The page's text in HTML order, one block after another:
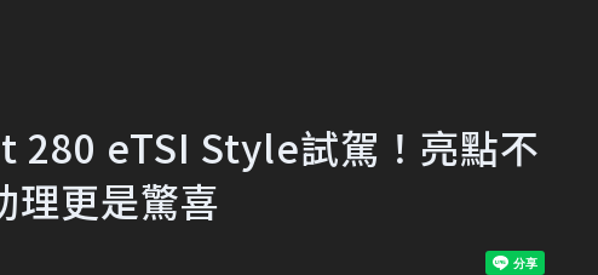
eTSI Style試駕！亮點不
理更是驚喜